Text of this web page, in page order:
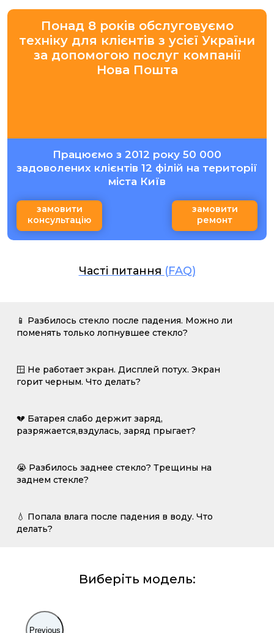
Понад 8 років обслуговуємо
техніку для клієнтів з усієї України
за допомогою послуг компанії
Нова Пошта
Працюємо з 2012 року 50 000
задоволених клієнтів 12 філій на території
міста Київ
замовити
консультацію
замовити
ремонт
Часті питання (FAQ)
📱 Разбилось стекло после падения. Можно ли
поменять только лопнувшее стекло?
🪟 Не работает экран. Дисплей потух. Экран
горит черным. Что делать?
💔 Батарея слабо держит заряд,
разряжается,вздулась, заряд прыгает?
😭 Разбилось заднее стекло? Трещины на
заднем стекле?
💧 Попала влага после падения в воду. Что
делать?
Виберіть модель:
Previous